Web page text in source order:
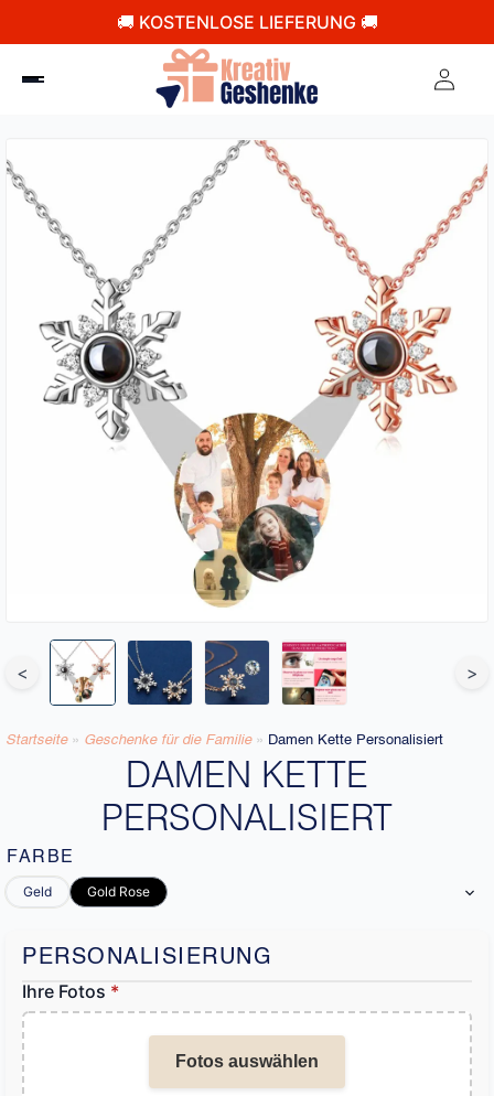
🚚 KOSTENLOSE LIEFERUNG 🚚
< >
Startseite » Geschenke für die Familie » Damen Kette Personalisiert
DAMEN KETTE
PERSONALISIERT
FARBE
Geld Gold Rose
PERSONALISIERUNG
Ihre Fotos *
Fotos auswählen